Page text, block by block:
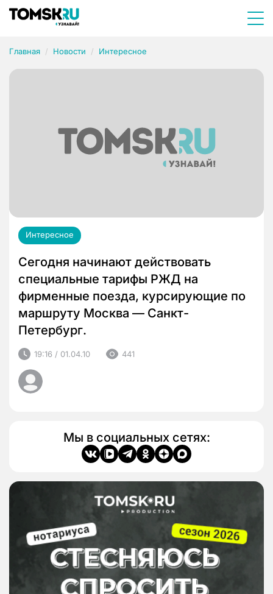
Главная Новости Интересное
Интересное
Сегодня начинают действовать
специальные тарифы РЖД на
фирменные поезда, курсирующие по
маршруту Москва — Санкт-
Петербург.
19:16 / 01.04.10 441
Мы в социальных сетях: